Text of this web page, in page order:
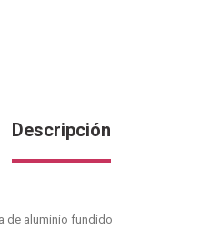
Descripción
de aluminio fundido